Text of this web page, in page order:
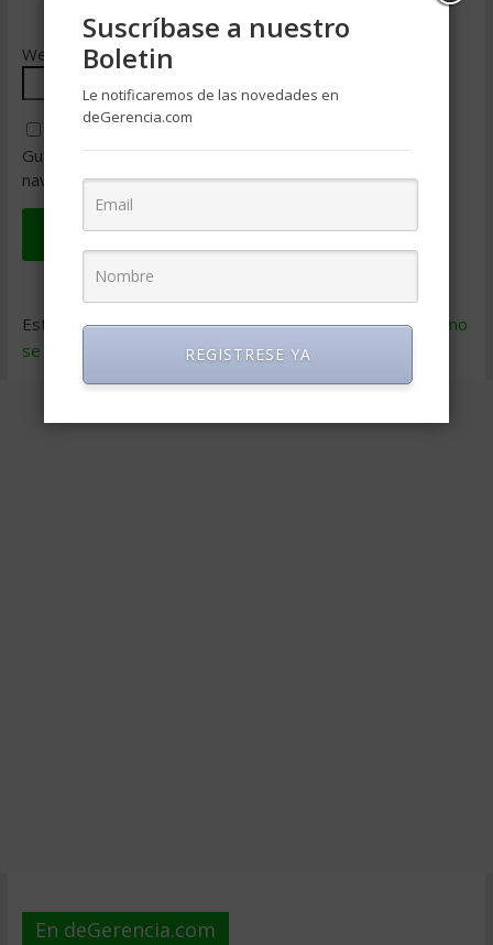
Web
Guarda mi nombre, correo electrónico y web en este
navegador para la próxima vez que comente.
Este sitio usa Akismet para reducir el spam.Aprende cómo
se procesan los datos de tus comentarios
En deGerencia.com
Suscríbase a nuestro
Boletin
Le notificaremos de las novedades en
deGerencia.com
REGISTRESE YA